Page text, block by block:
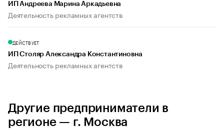
ИП Андреева Марина Аркадьевна
Деятельность рекламных агентств
ДЕЙСТВУЕТ
ИП Столяр Александра Константиновна
Деятельность рекламных агентств
Другие предприниматели в
регионе — г. Москва